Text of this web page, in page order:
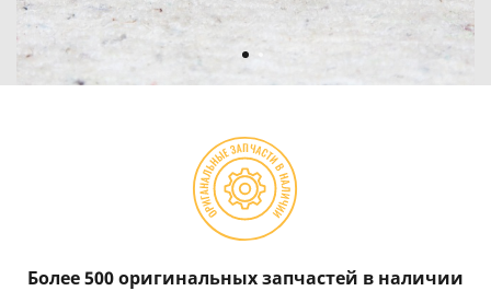
Более 500 оригинальных запчастей в наличии